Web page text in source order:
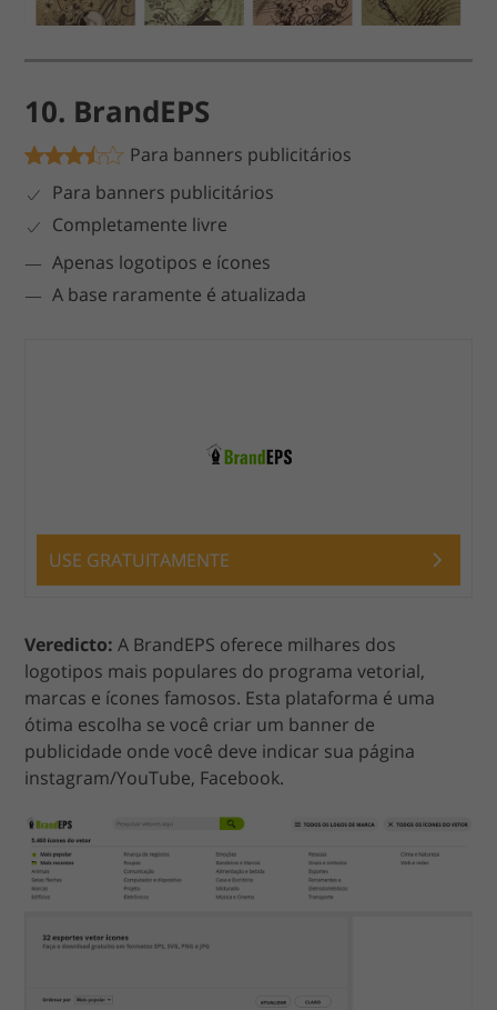
10. BrandEPS
Para banners publicitários
Para banners publicitários
Completamente livre
Apenas logotipos e ícones
A base raramente é atualizada
USE GRATUITAMENTE
Veredicto: A BrandEPS oferece milhares dos
logotipos mais populares do programa vetorial,
marcas e ícones famosos. Esta plataforma é uma
ótima escolha se você criar um banner de
publicidade onde você deve indicar sua página
instagram/YouTube, Facebook.